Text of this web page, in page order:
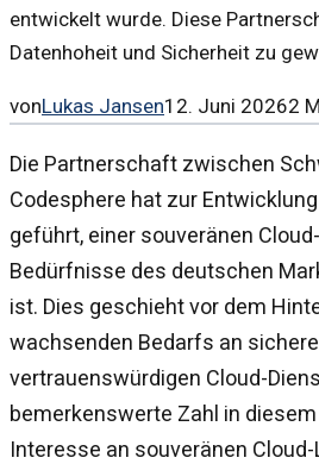
entwickelt wurde. Diese
Datenhoheit und Sicherheit zu
vonLukas Jansen12. Juni 20262
Die Partnerschaft zwischen
Codesphere hat zur
geführt, einer souveränen
Bedürfnisse des deutschen
ist. Dies geschieht vor dem
wachsenden Bedarfs an
vertrauenswürdigen Cloud-
bemerkenswerte Zahl in
Interesse an souveränen